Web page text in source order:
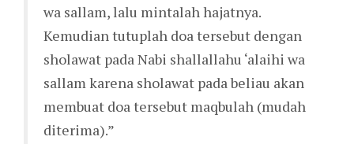
wa sallam, lalu mintalah hajatnya.
Kemudian tutuplah doa tersebut dengan
sholawat pada Nabi shallallahu ‘alaihi wa
sallam karena sholawat pada beliau akan
membuat doa tersebut maqbulah (mudah
diterima).”